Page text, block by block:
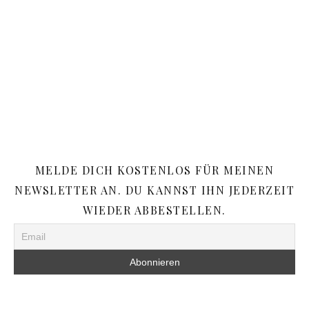
MELDE DICH KOSTENLOS FÜR MEINEN
NEWSLETTER AN. DU KANNST IHN JEDERZEIT
WIEDER ABBESTELLEN.